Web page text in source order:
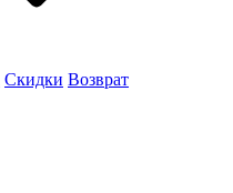
Скидки Возврат